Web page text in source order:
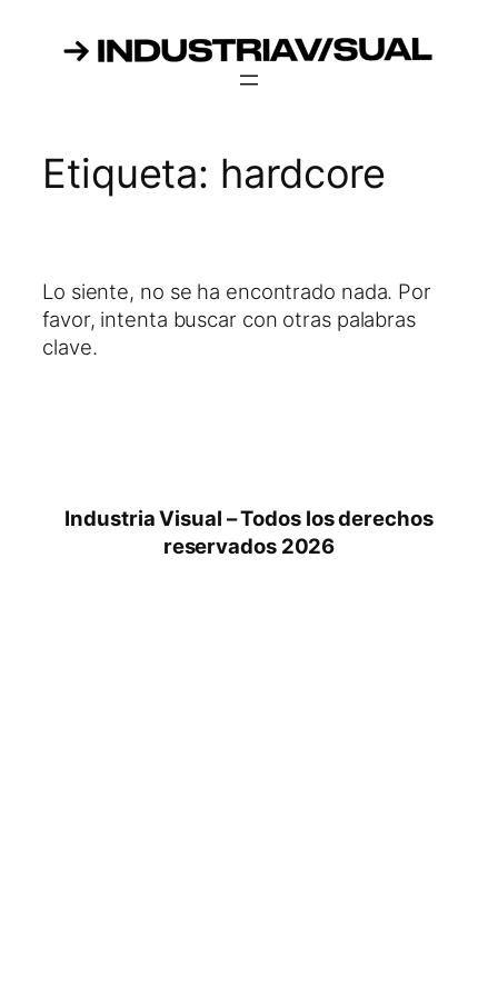
Etiqueta: hardcore
Lo siente, no se ha encontrado nada. Por
favor, intenta buscar con otras palabras
clave.
Industria Visual – Todos los derechos
reservados 2026